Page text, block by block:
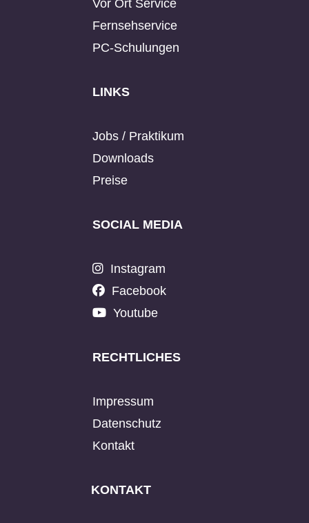
Vor Ort Service
Fernsehservice
PC-Schulungen
LINKS
Jobs / Praktikum
Downloads
Preise
SOCIAL MEDIA
Instagram
Facebook
Youtube
RECHTLICHES
Impressum
Datenschutz
Kontakt
KONTAKT